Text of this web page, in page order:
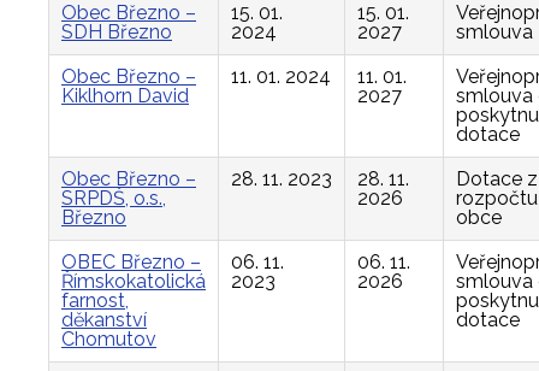
Obec Březno –
SDH Březno
15. 01.
2024
15. 01.
2027
smlouva
Obec Březno –
Kiklhorn David
11. 01. 2024
11. 01.
2027
smlouva
dotace
Obec Březno –
SRPDŠ, o.s.,
Březno
28. 11. 2023
28. 11.
2026
Dotace z
rozpočtu
obce
OBEC Březno –
Římskokatolická
farnost,
děkanství
Chomutov
06. 11.
2023
06. 11.
2026
smlouva
dotace